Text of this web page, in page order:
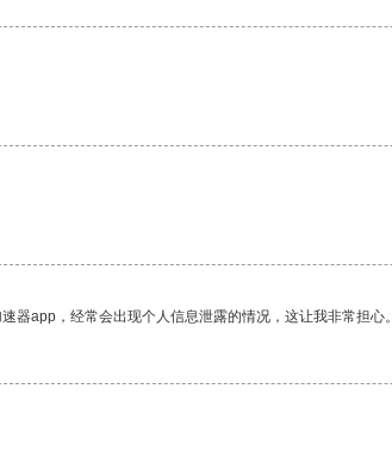
器app，经常会出现个人信息泄露的情况，这让我非常担心。